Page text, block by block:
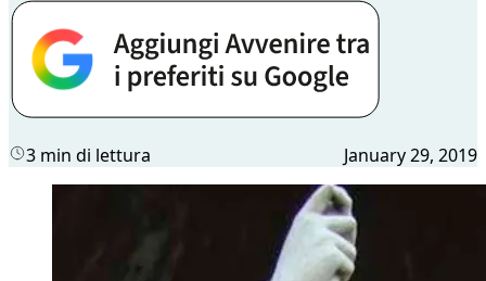
3 min di lettura January 29, 2019